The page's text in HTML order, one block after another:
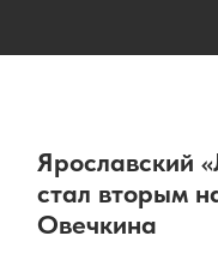
Ярославский
стал вторым
Овечкина